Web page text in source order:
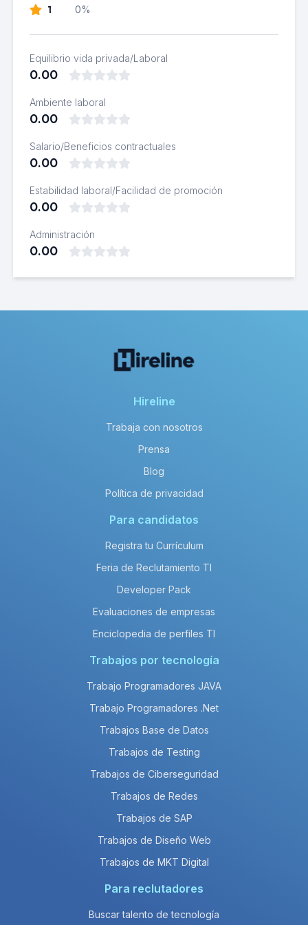
1 0%
Equilibrio vida privada/Laboral
0.00
Ambiente laboral
0.00
Salario/Beneficios contractuales
0.00
Estabilidad laboral/Facilidad de promoción
0.00
Administración
0.00
Hireline
Trabaja con nosotros
Prensa
Blog
Política de privacidad
Para candidatos
Registra tu Currículum
Feria de Reclutamiento TI
Developer Pack
Evaluaciones de empresas
Enciclopedia de perfiles TI
Trabajos por tecnología
Trabajo Programadores JAVA
Trabajo Programadores .Net
Trabajos Base de Datos
Trabajos de Testing
Trabajos de Ciberseguridad
Trabajos de Redes
Trabajos de SAP
Trabajos de Diseño Web
Trabajos de MKT Digital
Para reclutadores
Buscar talento de tecnología